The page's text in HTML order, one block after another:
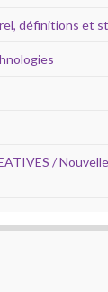
définitions et
/